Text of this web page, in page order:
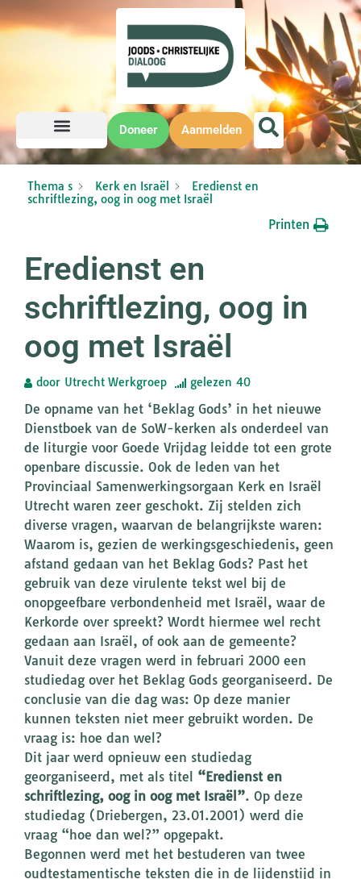
Doneer Aanmelden
Thema s Kerk en Israël
Eredienst en
schriftlezing, oog in oog met Israël
Printen
Eredienst en
schriftlezing, oog in
oog met Israël
door Utrecht Werkgroep gelezen 40
De opname van het ‘Beklag Gods’ in het nieuwe
Dienstboek van de SoW-kerken als onderdeel van
de liturgie voor Goede Vrijdag leidde tot een grote
openbare discussie. Ook de leden van het
Provinciaal Samenwerkingsorgaan Kerk en Israël
Utrecht waren zeer geschokt. Zij stelden zich
diverse vragen, waarvan de belangrijkste waren:
Waarom is, gezien de werkingsgeschiedenis, geen
afstand gedaan van het Beklag Gods? Past het
gebruik van deze virulente tekst wel bij de
onopgeefbare verbondenheid met Israël, waar de
Kerkorde over spreekt? Wordt hiermee wel recht
gedaan aan Israël, of ook aan de gemeente?
Vanuit deze vragen werd in februari 2000 een
studiedag over het Beklag Gods georganiseerd. De
conclusie van die dag was: Op deze manier
kunnen teksten niet meer gebruikt worden. De
vraag is: hoe dan wel?
Dit jaar werd opnieuw een studiedag
georganiseerd, met als titel “Eredienst en
schriftlezing, oog in oog met Israël”. Op deze
studiedag (Driebergen, 23.01.2001) werd die
vraag “hoe dan wel?” opgepakt.
Begonnen werd met het bestuderen van twee
oudtestamentische teksten die in de lijdenstijd in